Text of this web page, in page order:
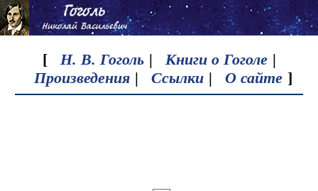
[ Н. В. Гоголь | Книги о Гоголе |
Произведения | Ссылки | О сайте ]